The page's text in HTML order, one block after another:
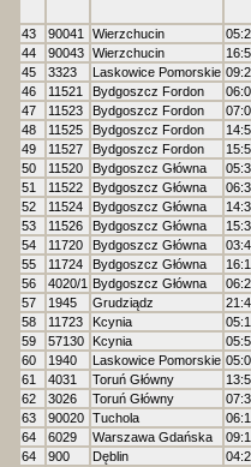
43 90041 Wierzchucin
44
90043 Wierzchucin
45
3323 Laskowice Pomorskie
46
11521 Bydgoszcz Fordon
47
11523 Bydgoszcz Fordon
48
11525 Bydgoszcz Fordon
49
11527 Bydgoszcz Fordon
50
11520 Bydgoszcz Główna
51
11522 Bydgoszcz Główna
52
11524 Bydgoszcz Główna
53
11526 Bydgoszcz Główna
54
11720 Bydgoszcz Główna
55
11724 Bydgoszcz Główna
56
4020/1 Bydgoszcz Główna
57
1945 Grudziądz
58
11723 Kcynia
59
57130 Kcynia
60
1940 Laskowice Pomorskie
61
4031 Toruń Główny
62
3026 Toruń Główny
63
90020 Tuchola
64
6029 Warszawa Gdańska
64
900 Dęblin